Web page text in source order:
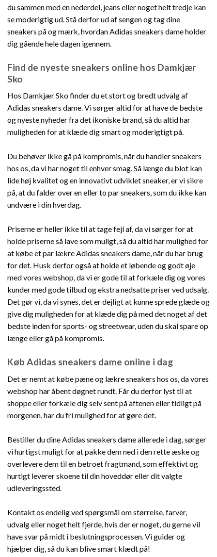
du sammen med en nederdel, jeans eller noget helt tredje kan
se moderigtig ud. Stå derfor ud af sengen og tag dine
sneakers på og mærk, hvordan Adidas sneakers dame holder
dig gående hele dagen igennem.
Find de nyeste sneakers online hos Damkjær
Sko
Hos Damkjær Sko finder du et stort og bredt udvalg af
Adidas sneakers dame. Vi sørger altid for at have de bedste
og nyeste nyheder fra det ikoniske brand, så du altid har
muligheden for at klæde dig smart og moderigtigt på.
Du behøver ikke gå på kompromis, når du handler sneakers
hos os, da vi har noget til enhver smag. Så længe du blot kan
lide høj kvalitet og en innovativt udviklet sneaker, er vi sikre
på, at du falder over en eller to par sneakers, som du ikke kan
undvære i din hverdag.
Priserne er heller ikke til at tage fejl af, da vi sørger for at
holde priserne så lave som muligt, så du altid har mulighed for
at købe et par lækre Adidas sneakers dame, når du har brug
for det. Husk derfor også at holde et løbende og godt øje
med vores webshop, da vi er gode til at forkæle dig og vores
kunder med gode tilbud og ekstra nedsatte priser ved udsalg.
Det gør vi, da vi synes, det er dejligt at kunne sprede glæde og
give dig muligheden for at klæde dig på med det noget af det
bedste inden for sports- og streetwear, uden du skal spare op
længe eller gå på kompromis.
Køb Adidas sneakers dame online i dag
Det er nemt at købe pæne og lækre sneakers hos os, da vores
webshop har åbent døgnet rundt. Får du derfor lyst til at
shoppe eller forkæle dig selv sent på aftenen eller tidligt på
morgenen, har du fri mulighed for at gøre det.
Bestiller du dine Adidas sneakers dame allerede i dag, sørger
vi hurtigst muligt for at pakke dem ned i den rette æske og
overlevere dem til en betroet fragtmand, som effektivt og
hurtigt leverer skoene til din hoveddør eller dit valgte
udleveringssted.
Kontakt os endelig ved spørgsmål om størrelse, farver,
udvalg eller noget helt fjerde, hvis der er noget, du gerne vil
have svar på midt i beslutningsprocessen. Vi guider og
hjælper dig, så du kan blive smart klædt på!